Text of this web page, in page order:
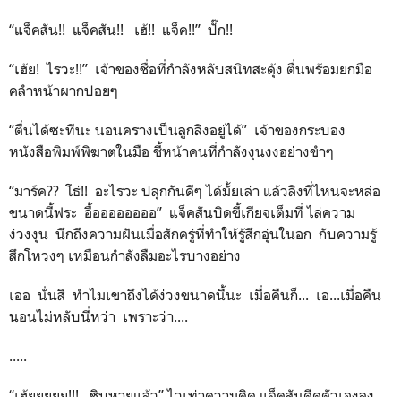
“แจ็คสัน!! แจ็คสัน!! เฮ้!! แจ็ค!!” ปั๊ก!!
“เฮ้ย! ไรวะ!!” เจ้าของชื่อที่กำลังหลับสนิทสะดุ้ง ตื่นพร้อมยกมือ
คลำหน้าผากปอยๆ
“ตื่นได้ซะทีนะ นอนครางเป็นลูกลิงอยู่ได้” เจ้าของกระบอง
หนังสือพิมพ์พิฆาตในมือ ชี้หน้าคนที่กำลังงุนงงอย่างขำๆ
“มาร์ค?? โธ่!! อะไรวะ ปลุกกันดีๆ ได้มั้ยเล่า แล้วลิงที่ไหนจะหล่อ
ขนาดนี้ฟระ อื้ออออออออ” แจ็คสันบิดขี้เกียจเต็มที่ ไล่ความ
ง่วงงุน นึกถึงความฝันเมื่อสักครู่ที่ทำให้รู้สึกอุ่นในอก กับความรู้
สึกโหวงๆ เหมือนกำลังลืมอะไรบางอย่าง
เออ นั่นสิ ทำไมเขาถึงได้ง่วงขนาดนี้นะ เมื่อคืนก็... เอ...เมื่อคืน
นอนไม่หลับนี่หว่า เพราะว่า....
.....